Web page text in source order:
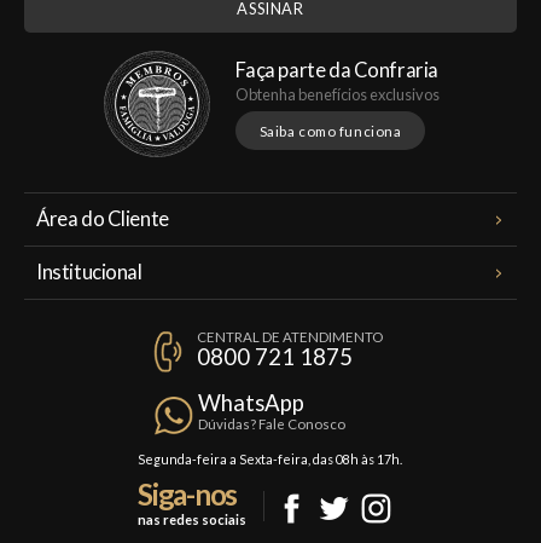
Faça parte da Confraria
Obtenha benefícios exclusivos
Saiba como funciona
Área do Cliente
Institucional
Política de Privacidade
Trocas e Devoluções
Formas de Pagamento
CENTRAL DE ATENDIMENTO
0800 721 1875
WhatsApp
Dúvidas? Fale Conosco
Segunda-feira a Sexta-feira, das 08h às 17h.
Siga-nos
nas redes sociais